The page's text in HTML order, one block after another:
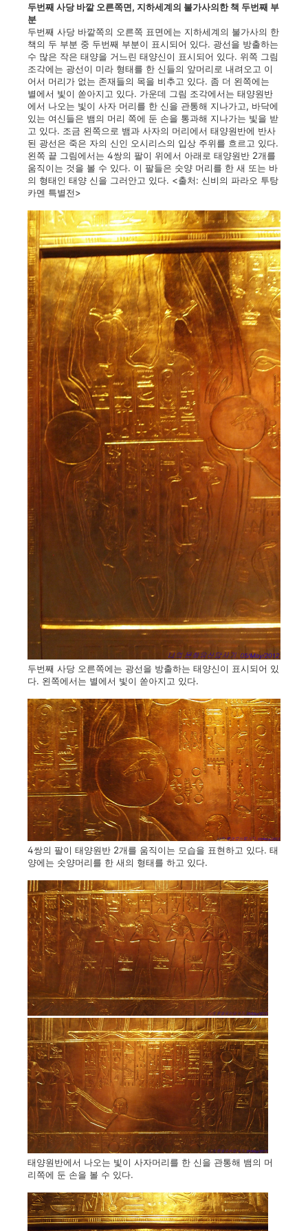
두번째 사당 바깥 오른쪽면, 지하세계의 불가사의한 책 두번째 부
분
두번째 사당 바깥쪽의 오른쪽 표면에는 지하세계의 불가사의 한
책의 두 부분 중 두번째 부분이 표시되어 있다. 광선을 방출하는
수 많은 작은 태양을 거느린 태양신이 표시되어 있다. 위쪽 그림
조각에는 광선이 미라 형태를 한 신들의 앞머리로 내려오고 이
어서 머리가 없는 존재들의 목을 비추고 있다. 좀 더 왼쪽에는
별에서 빛이 쏟아지고 있다. 가운데 그림 조각에서는 태양원반
에서 나오는 빛이 사자 머리를 한 신을 관통해 지나가고, 바닥에
있는 여신들은 뱀의 머리 쪽에 둔 손을 통과해 지나가는 빛을 받
고 있다. 조금 왼쪽으로 뱀과 사자의 머리에서 태양원반에 반사
된 광선은 죽은 자의 신인 오시리스의 입상 주위를 흐르고 있다.
왼쪽 끝 그림에서는 4쌍의 팔이 위에서 아래로 태양원반 2개를
움직이는 것을 볼 수 있다. 이 팔들은 숫양 머리를 한 새 또는 바
의 형태인 태양 신을 그러안고 있다. <출처: 신비의 파라오 투탕
카멘 특별전>
두번째 사당 오른쪽에는 광선을 방출하는 태양신이 표시되어 있
다. 왼쪽에서는 별에서 빛이 쏟아지고 있다.
4쌍의 팔이 태양원반 2개를 움직이는 모습을 표현하고 있다. 태
양에는 숫양머리를 한 새의 형태를 하고 있다.
태양원반에서 나오는 빛이 사자머리를 한 신을 관통해 뱀의 머
리쪽에 둔 손을 볼 수 있다.